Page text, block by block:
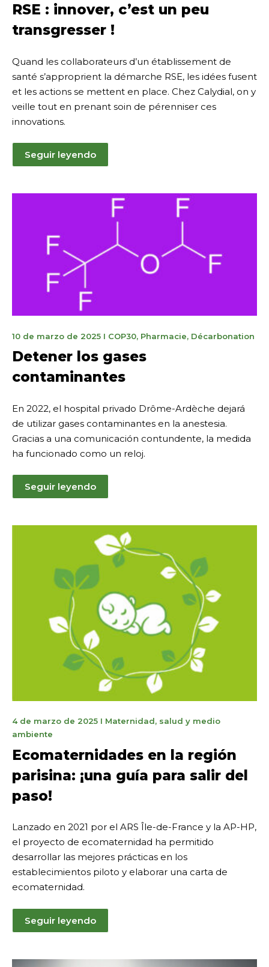
de
2025
RSE : innover, c’est un peu
transgresser !
Quand les collaborateurs d’un établissement de
santé s’approprient la démarche RSE, les idées fusent
et les actions se mettent en place. Chez Calydial, on y
veille tout en prenant soin de pérenniser ces
innovations.
Seguir leyendo
10 de marzo de 202511
2025
I COP30, Pharmacie, Décarbonation
Detener los gases
contaminantes
En 2022, el hospital privado Drôme-Ardèche dejará
de utilizar gases contaminantes en la anestesia.
Gracias a una comunicación contundente, la medida
ha funcionado como un reloj.
Seguir leyendo
4 de marzo de 20256
marzo
de
2025
I Maternidad, salud y medio
ambiente
Ecomaternidades en la región
parisina: ¡una guía para salir del
paso!
Lanzado en 2021 por el ARS Île-de-France y la AP-HP,
el proyecto de ecomaternidad ha permitido
desarrollar las mejores prácticas en los
establecimientos piloto y elaborar una carta de
ecomaternidad.
Seguir leyendo